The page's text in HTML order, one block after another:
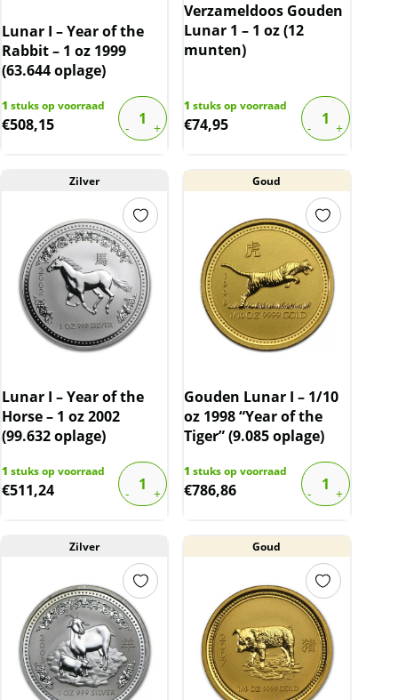
Lunar I – Year of the
Rabbit – 1 oz 1999
(63.644 oplage)
1 stuks op voorraad
€508,15
Verzameldoos Gouden
Lunar 1 – 1 oz (12
munten)
1 stuks op voorraad
€74,95
Zilver
Lunar I – Year of the
Horse – 1 oz 2002
(99.632 oplage)
1 stuks op voorraad
€511,24
Goud
Gouden Lunar I – 1/10
oz 1998 “Year of the
Tiger” (9.085 oplage)
1 stuks op voorraad
€786,86
Zilver Goud